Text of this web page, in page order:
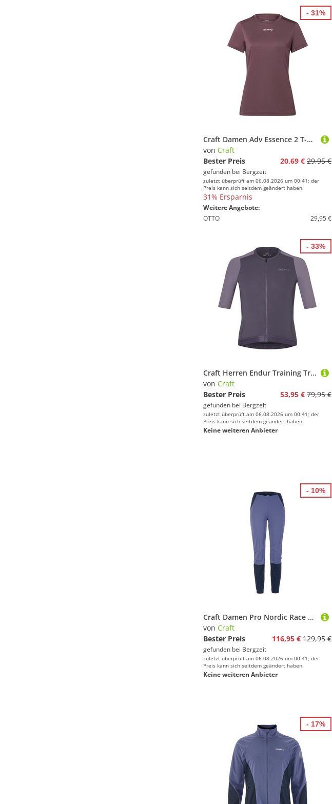
Craft Damen Adv Essence 2 T-Shirt
von Craft
Bester Preis
20,69 € 29,95 €
gefunden bei Bergzeit
zuletzt überprüft am 06.08.2026 um 00:41; der
Preis kann sich seitdem geändert haben.
31% Ersparnis
Weitere Angebote:
OTTO
29,95 €
- 31%
Craft Herren Endur Training Trikot
von Craft
Bester Preis
53,95 € 79,95 €
gefunden bei Bergzeit
zuletzt überprüft am 06.08.2026 um 00:41; der
Preis kann sich seitdem geändert haben.
Keine weiteren Anbieter
- 33%
Craft Damen Pro Nordic Race Wind 2 Hose
von Craft
Bester Preis
116,95 € 129,95 €
gefunden bei Bergzeit
zuletzt überprüft am 06.08.2026 um 00:41; der
Preis kann sich seitdem geändert haben.
Keine weiteren Anbieter
- 10%
- 17%